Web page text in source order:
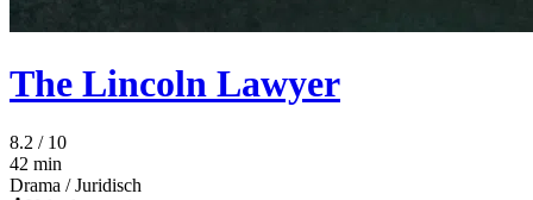
The Lincoln Lawyer
8.2 / 10
42 min
Drama / Juridisch